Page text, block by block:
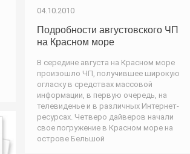
04.10.2010
Подробности августовского ЧП
на Красном море
В середине августа на Красном море
произошло ЧП, получившее широкую
огласку в средствах массовой
информации, в первую очередь, на
телевиденье и в различных Интернет-
ресурсах. Четверо дайверов начали
свое погружение в Красном море на
острове Бельшой